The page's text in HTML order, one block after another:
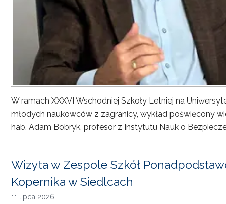
W ramach XXXVI Wschodniej Szkoły Letniej na
młodych naukowców z zagranicy, wykład poświęcony
hab. Adam Bobryk, profesor z Instytutu Nauk o
Wizyta w Zespole Szkół
Kopernika w Siedlcach
11 lipca 2026